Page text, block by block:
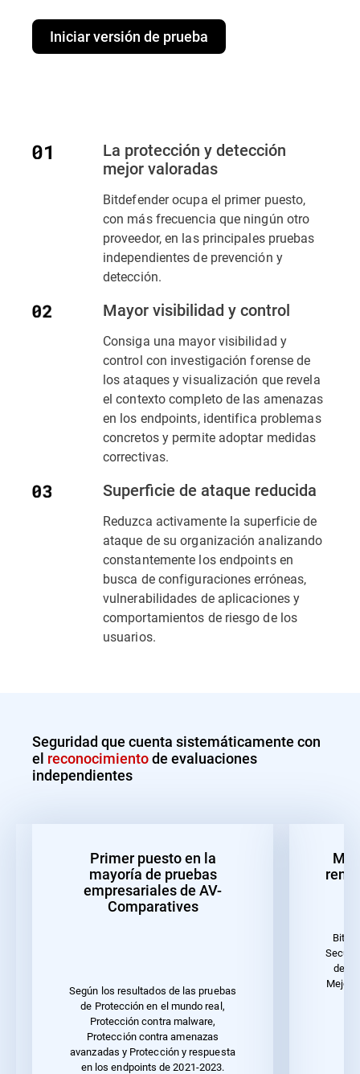
Iniciar versión de prueba
La protección y detección
mejor valoradas
Bitdefender ocupa el primer puesto,
con más frecuencia que ningún otro
proveedor, en las principales pruebas
independientes de prevención y
detección.
Mayor visibilidad y control
Consiga una mayor visibilidad y
control con investigación forense de
los ataques y visualización que revela
el contexto completo de las amenazas
en los endpoints, identifica problemas
concretos y permite adoptar medidas
correctivas.
Superficie de ataque reducida
Reduzca activamente la superficie de
ataque de su organización analizando
constantemente los endpoints en
busca de configuraciones erróneas,
vulnerabilidades de aplicaciones y
comportamientos de riesgo de los
usuarios.
Seguridad que cuenta sistemáticamente con
el reconocimientode evaluaciones
independientes
Primer puesto en la
mayoría de pruebas
empresariales de AV-
Comparatives
Según los resultados de las pruebas
de Protección en el mundo real,
Protección contra malware,
Protección contra amenazas
avanzadas y Protección y respuesta
en los endpoints de 2021-2023.
de
Mejor